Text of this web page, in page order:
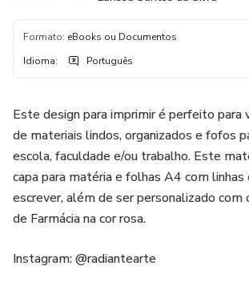
Formato: eBooks ou Documentos
Idioma: Português
Este design para imprimir é perfeito para
de materiais lindos, organizados e fofos
escola, faculdade e/ou trabalho. Este
capa para matéria e folhas A4 com linhas
escrever, além de ser personalizado com
de Farmácia na cor rosa.
Instagram: @radiantearte